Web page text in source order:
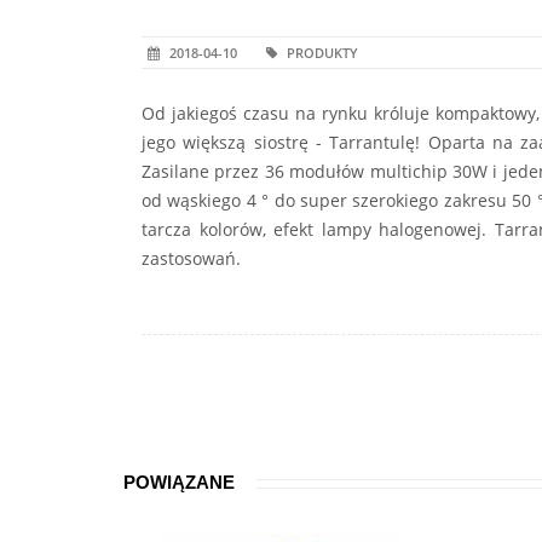
2018-04-10 PRODUKTY
Od jakiegoś czasu na rynku króluje
jego większą siostrę - Tarrantulę! Oparta na
Zasilane przez 36 modułów multichip 30W i
od wąskiego 4 ° do super szerokiego zakresu
tarcza kolorów, efekt lampy halogenowej.
zastosowań.
POWIĄZANE